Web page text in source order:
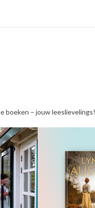
boeken – jouw leeslievelings!